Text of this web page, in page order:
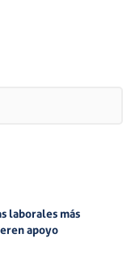
laborales más
apoyo